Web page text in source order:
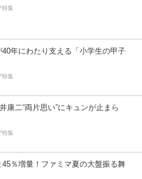
特集
40年にわたり支える「小学生の甲子
特集
康二“両片思い”にキュンが止まら
特集
45％増量！ファミマ夏の大盤振る舞